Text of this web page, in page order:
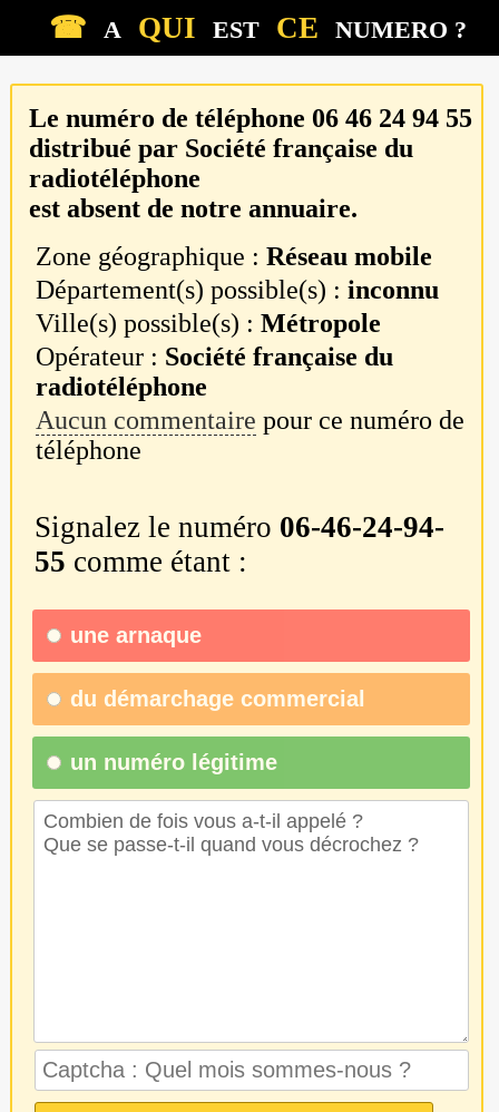
☎ A QUI EST CE NUMERO ?
Le numéro de téléphone 06 46 24 94 55
distribué par Société française du
radiotéléphone
est absent de notre annuaire.
Zone géographique :Réseau mobile
Département(s) possible(s) :inconnu
Ville(s) possible(s) :Métropole
Opérateur : Société française du
radiotéléphone
Aucun commentaire pour ce numéro de
téléphone
Signalez le numéro 06-46-24-94-
55 comme étant :
une arnaque
du démarchage commercial
un numéro légitime